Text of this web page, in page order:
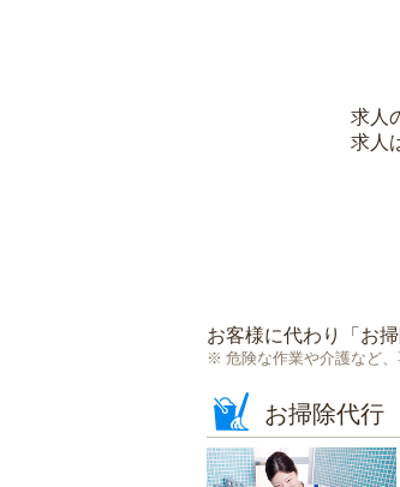
求人
求人
お客様に代わり「 お
危険な作業や介護など
お掃除代行